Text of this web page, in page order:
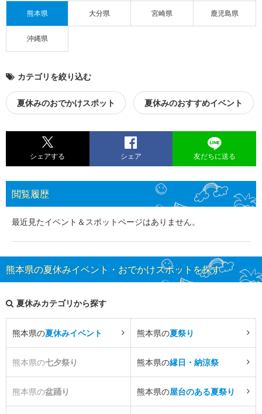
熊本県 大分県 宮崎県 鹿児島県
沖縄県
カテゴリを絞り込む
夏休みのおでかけスポット 夏休みのおすすめイベント
シェアする シェア 友だちに送る
閲覧履歴
最近見たイベント＆スポットページはありません。
熊本県の夏休みイベント・おでかけスポットを探す
夏休みカテゴリから探す
熊本県の夏休みイベント 熊本県の夏祭り
熊本県の七夕祭り 熊本県の縁日・納涼祭
熊本県の盆踊り 熊本県の屋台のある夏祭り